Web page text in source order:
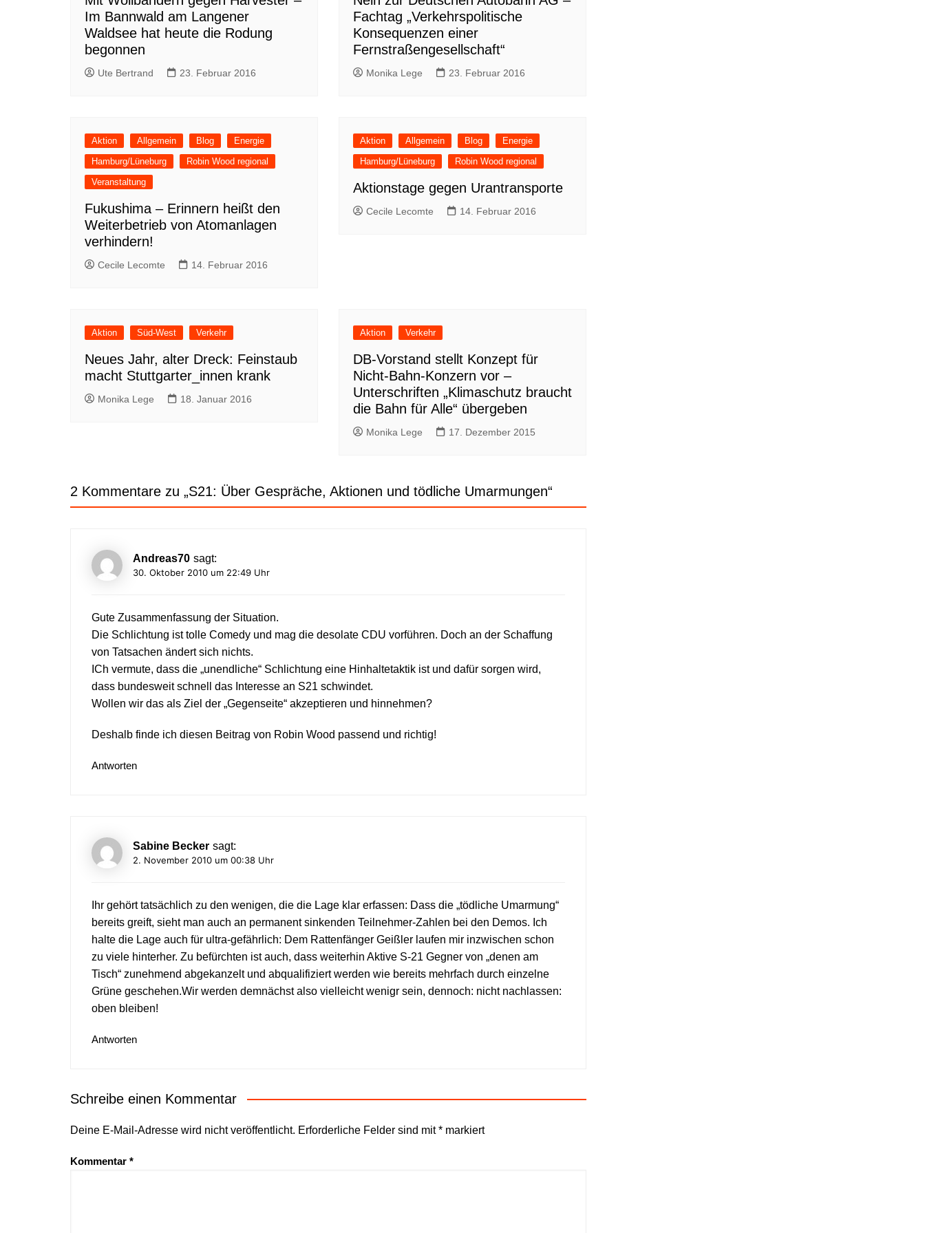
Im Bannwald am Langener
Waldsee hat heute die Rodung
begonnen
Ute Bertrand 23. Februar 2016
Fachtag „Verkehrspolitische
Konsequenzen einer
Fernstraßengesellschaft“
Monika Lege 23. Februar 2016
Aktion Allgemein Blog
Energie
Hamburg/Lüneburg
Robin Wood regional
Veranstaltung
Fukushima – Erinnern heißt den
Weiterbetrieb von Atomanlagen
verhindern!
Cecile Lecomte 14. Februar 2016
Aktion Allgemein Blog
Energie
Hamburg/Lüneburg
Robin Wood regional
Aktionstage gegen Urantransporte
Cecile Lecomte 14. Februar 2016
Aktion Süd-West Verkehr
Neues Jahr, alter Dreck: Feinstaub
macht Stuttgarter_innen krank
Monika Lege 18. Januar 2016
Aktion Verkehr
DB-Vorstand stellt Konzept für
Nicht-Bahn-Konzern vor –
Unterschriften „Klimaschutz braucht
die Bahn für Alle“ übergeben
Monika Lege 17. Dezember 2015
2 Kommentare zu „S21: Über Gespräche, Aktionen und tödliche Umarmungen“
Andreas70 sagt:
30. Oktober 2010 um 22:49 Uhr
Gute Zusammenfassung der Situation.
Die Schlichtung ist tolle Comedy und mag die desolate CDU vorführen. Doch an der Schaffung
von Tatsachen ändert sich nichts.
ICh vermute, dass die „unendliche“ Schlichtung eine Hinhaltetaktik ist und dafür sorgen wird,
dass bundesweit schnell das Interesse an S21 schwindet.
Wollen wir das als Ziel der „Gegenseite“ akzeptieren und hinnehmen?
Deshalb finde ich diesen Beitrag von Robin Wood passend und richtig!
Antworten
Sabine Becker sagt:
2. November 2010 um 00:38 Uhr
Ihr gehört tatsächlich zu den wenigen, die die Lage klar erfassen: Dass die „tödliche Umarmung“
bereits greift, sieht man auch an permanent sinkenden Teilnehmer-Zahlen bei den Demos. Ich
halte die Lage auch für ultra-gefährlich: Dem Rattenfänger Geißler laufen mir inzwischen schon
zu viele hinterher. Zu befürchten ist auch, dass weiterhin Aktive S-21 Gegner von „denen am
Tisch“ zunehmend abgekanzelt und abqualifiziert werden wie bereits mehrfach durch einzelne
Grüne geschehen.Wir werden demnächst also vielleicht wenigr sein, dennoch: nicht nachlassen:
oben bleiben!
Antworten
Schreibe einen Kommentar
Deine E-Mail-Adresse wird nicht veröffentlicht. Erforderliche Felder sind mit* markiert
Kommentar *